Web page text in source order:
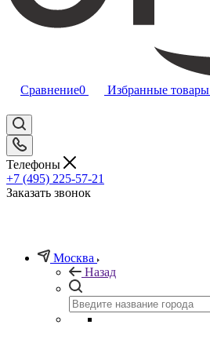
Сравнение0 Избранные товары
Телефоны
+7 (495) 225-57-21
Заказать звонок
Москва
Назад